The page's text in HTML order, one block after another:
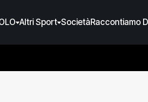
Altri Sport SocietàRaccontiamo